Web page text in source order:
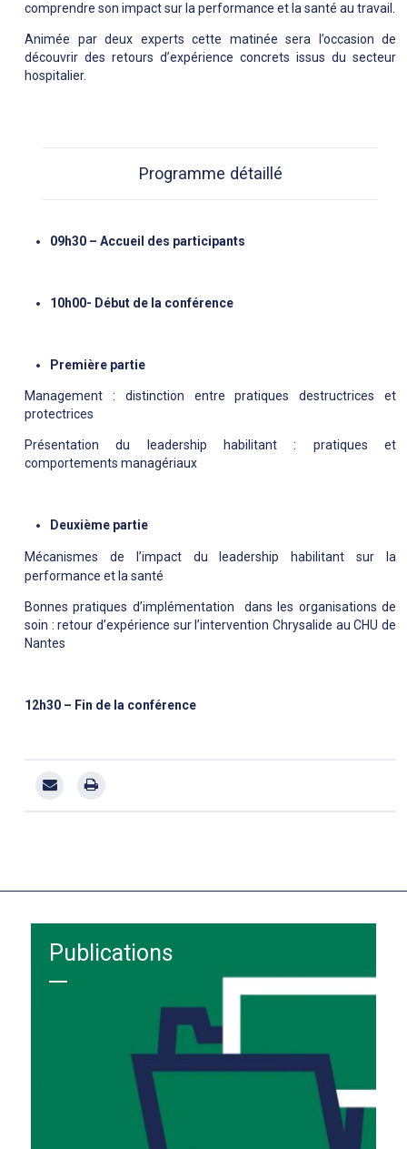
comprendre son impact sur la performance et la santé au travail.
Animée par deux experts cette matinée sera l’occasion de
découvrir des retours d’expérience concrets issus du secteur
hospitalier.
Programme détaillé
09h30 – Accueil des participants
10h00- Début de la conférence
Première partie
Management : distinction entre pratiques destructrices et
protectrices
Présentation du leadership habilitant : pratiques et
comportements managériaux
Deuxième partie
Mécanismes de l’impact du leadership habilitant sur la
performance et la santé
Bonnes pratiques d’implémentation dans les organisations de
soin : retour d’expérience sur l’intervention Chrysalide au CHU de
Nantes
12h30 – Fin de la conférence
Publications